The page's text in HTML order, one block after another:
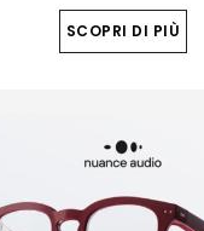
SCOPRI DI PIÙ